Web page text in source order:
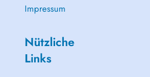
Impressum
Nützliche
Links